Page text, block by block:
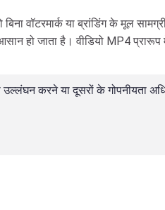
वॉटरमार्क या ब्रांडिंग के मूल
हो जाता है। वीडियो MP4
करने या दूसरों के गोपनीयता